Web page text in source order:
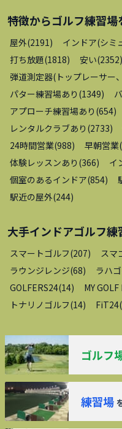
特徴からゴルフ練習場
屋外(2191 ) インドア(シミ
打ち放題(1818) 安い(2352)
弾道測定器(トップレーサー
パター練習場あり (1349)
アプローチ練習場あり (654)
レンタルクラブあり (2733)
24時間営業(988) 早朝営業(
体験レッスンあり (366) イ
個室のあるインドア(854)
駅近の屋外(244)
大手インドアゴルフ練
スマートゴルフ(207) スマ
ラウンジレンジ(68) ラハ
GOLFERS24(14) MY
トナリノゴルフ(14) FiT24(
ゴルフ
練習場